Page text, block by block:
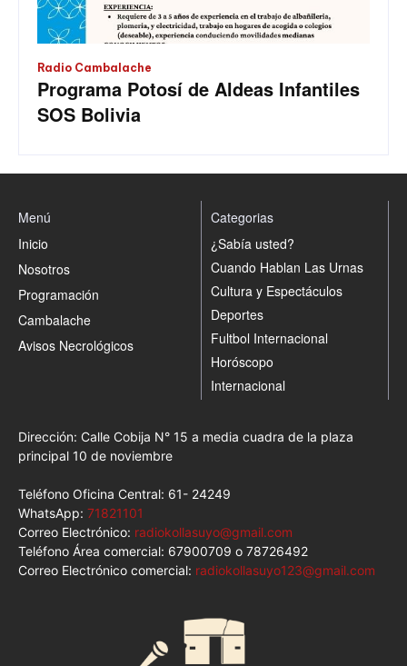
Radio Cambalache
Programa Potosí de Aldeas Infantiles
SOS Bolivia
Menú
Inicio
Nosotros
Programación
Cambalache
Avisos Necrológicos
Categorias
¿Sabía usted?
Cuando Hablan Las Urnas
Cultura y Espectáculos
Deportes
Fultbol Internacional
Horóscopo
Internacional
Dirección: Calle Cobija N° 15 a media cuadra de la plaza
principal 10 de noviembre
Teléfono Oficina Central: 61- 24249
WhatsApp: 71821101
Correo Electrónico: radiokollasuyo@gmail.com
Teléfono Área comercial: 67900709 o 78726492
Correo Electrónico comercial: radiokollasuyo123@gmail.com